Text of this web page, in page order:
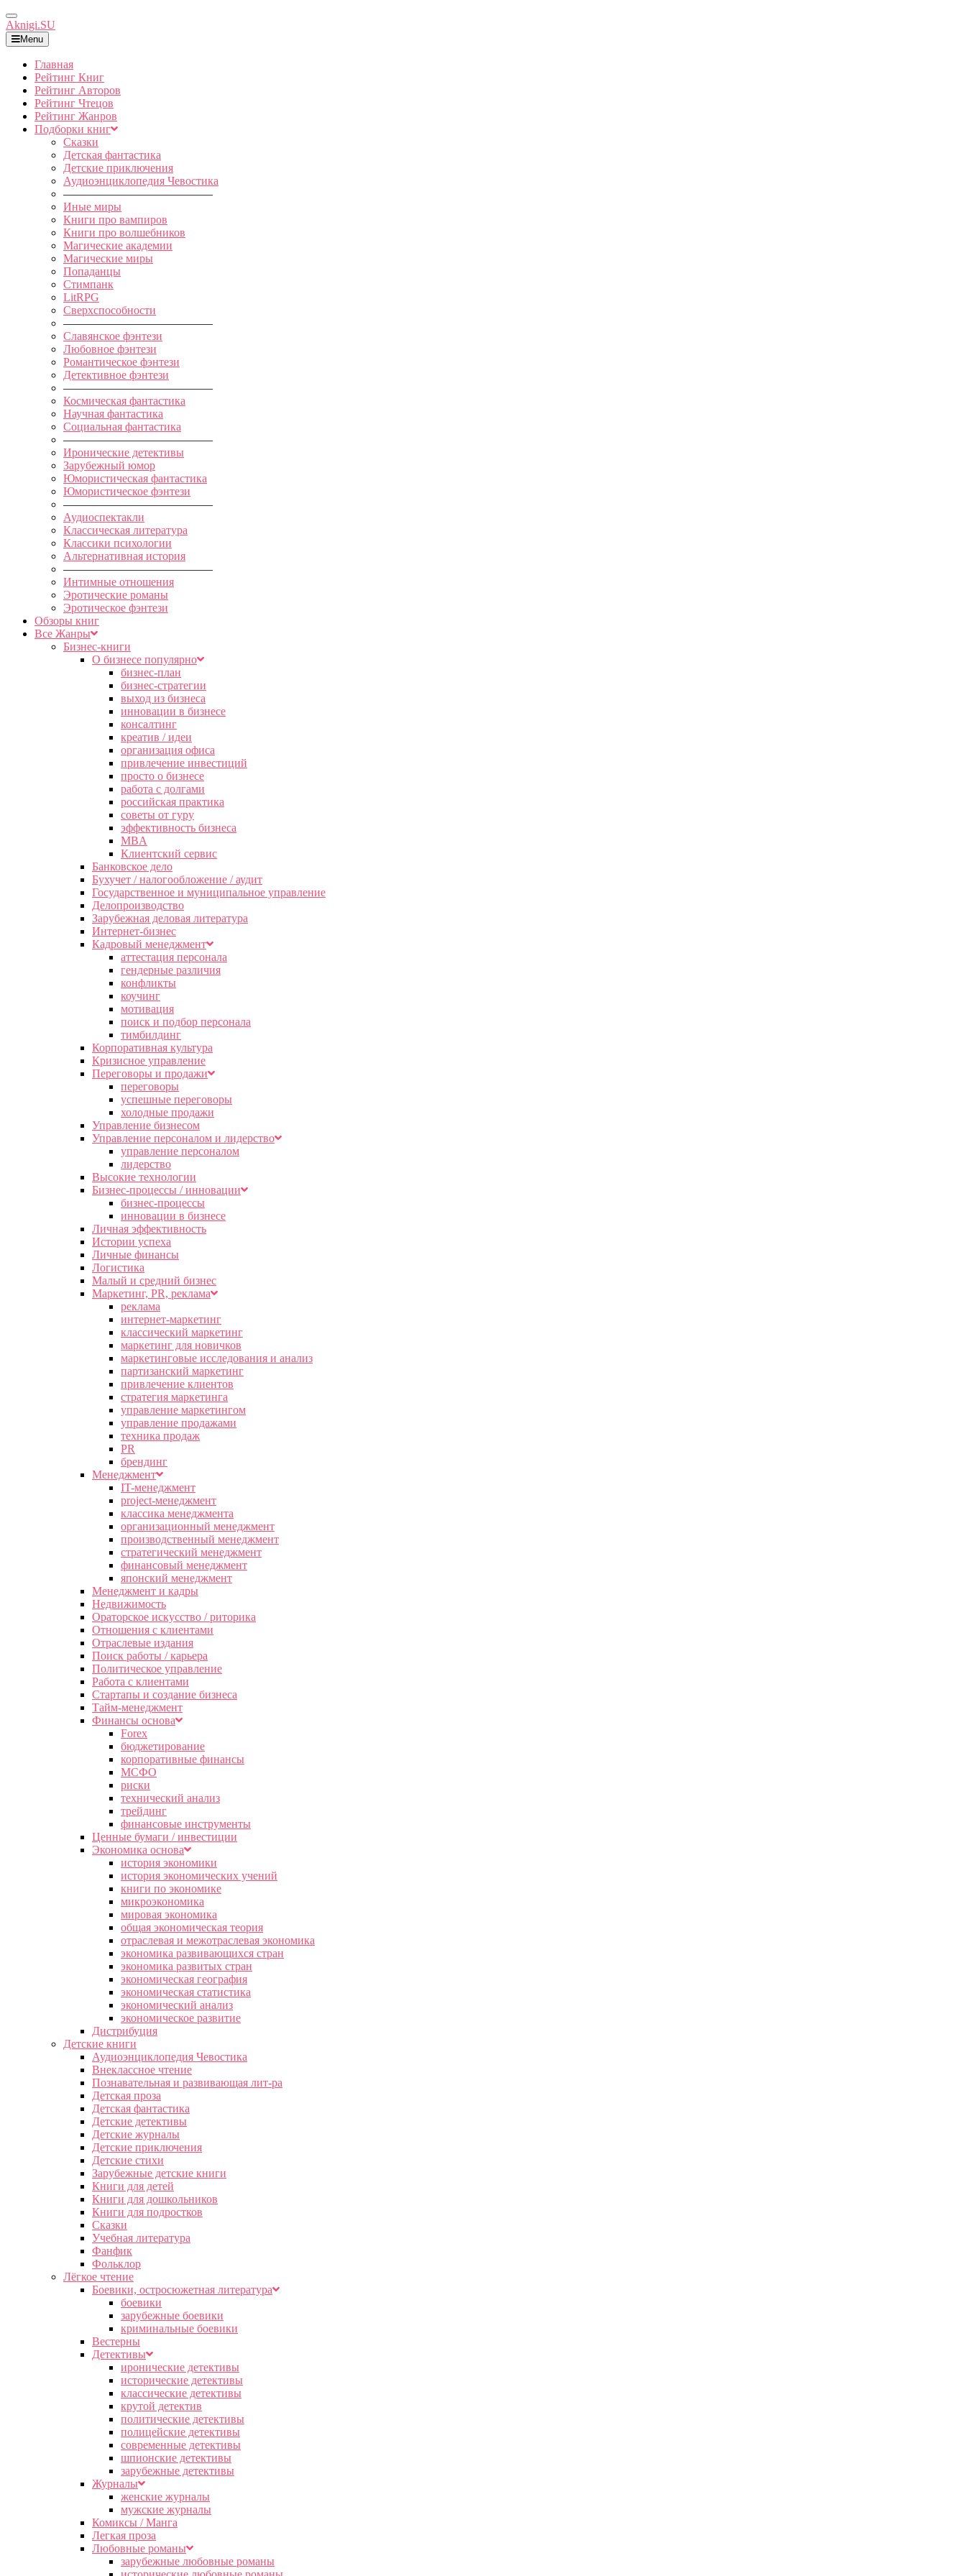
Toggle
Navigation
Aknigi.SU
Menu
Главная
Рейтинг Книг
Рейтинг Авторов
Рейтинг Чтецов
Рейтинг Жанров
Подборки книг
Сказки
Детская фантастика
Детские приключения
Аудиоэнциклопедия Чевостика
—————————————
Иные миры
Книги про вампиров
Книги про волшебников
Магические академии
Магические миры
Попаданцы
Стимпанк
LitRPG
Сверхспособности
—————————————
Славянское фэнтези
Любовное фэнтези
Романтическое фэнтези
Детективное фэнтези
—————————————
Космическая фантастика
Научная фантастика
Социальная фантастика
—————————————
Иронические детективы
Зарубежный юмор
Юмористическая фантастика
Юмористическое фэнтези
—————————————
Аудиоспектакли
Классическая литература
Классики психологии
Альтернативная история
—————————————
Интимные отношения
Эротические романы
Эротическое фэнтези
Обзоры книг
Все Жанры
Бизнес-книги
О бизнесе популярно
бизнес-план
бизнес-стратегии
выход из бизнеса
инновации в бизнесе
консалтинг
креатив / идеи
организация офиса
привлечение инвестиций
просто о бизнесе
работа с долгами
российская практика
советы от гуру
эффективность бизнеса
MBA
Клиентский сервис
Банковское дело
Бухучет / налогообложение / аудит
Государственное и муниципальное управление
Делопроизводство
Зарубежная деловая литература
Интернет-бизнес
Кадровый менеджмент
аттестация персонала
гендерные различия
конфликты
коучинг
мотивация
поиск и подбор персонала
тимбилдинг
Корпоративная культура
Кризисное управление
Переговоры и продажи
переговоры
успешные переговоры
холодные продажи
Управление бизнесом
Управление персоналом и лидерство
управление персоналом
лидерство
Высокие технологии
Бизнес-процессы / инновации
бизнес-процессы
инновации в бизнесе
Личная эффективность
Истории успеха
Личные финансы
Логистика
Малый и средний бизнес
Маркетинг, PR, реклама
реклама
интернет-маркетинг
классический маркетинг
маркетинг для новичков
маркетинговые исследования и анализ
партизанский маркетинг
привлечение клиентов
стратегия маркетинга
управление маркетингом
управление продажами
техника продаж
PR
брендинг
Менеджмент
IT-менеджмент
project-менеджмент
классика менеджмента
организационный менеджмент
производственный менеджмент
стратегический менеджмент
финансовый менеджмент
японский менеджмент
Менеджмент и кадры
Недвижимость
Ораторское искусство / риторика
Отношения с клиентами
Отраслевые издания
Поиск работы / карьера
Политическое управление
Работа с клиентами
Стартапы и создание бизнеса
Тайм-менеджмент
Финансы основа
Forex
бюджетирование
корпоративные финансы
МСФО
риски
технический анализ
трейдинг
финансовые инструменты
Ценные бумаги / инвестиции
Экономика основа
история экономики
история экономических учений
книги по экономике
микроэкономика
мировая экономика
общая экономическая теория
отраслевая и межотраслевая экономика
экономика развивающихся стран
экономика развитых стран
экономическая география
экономическая статистика
экономический анализ
экономическое развитие
Дистрибуция
Детские книги
Аудиоэнциклопедия Чевостика
Внеклассное чтение
Познавательная и развивающая лит-ра
Детская проза
Детская фантастика
Детские детективы
Детские журналы
Детские приключения
Детские стихи
Зарубежные детские книги
Книги для детей
Книги для дошкольников
Книги для подростков
Сказки
Учебная литература
Фанфик
Фольклор
Лёгкое чтение
Боевики, остросюжетная литература
боевики
зарубежные боевики
криминальные боевики
Вестерны
Детективы
иронические детективы
исторические детективы
классические детективы
крутой детектив
политические детективы
полицейские детективы
современные детективы
шпионские детективы
зарубежные детективы
Журналы
женские журналы
мужские журналы
Комиксы / Манга
Легкая проза
Любовные романы
зарубежные любовные романы